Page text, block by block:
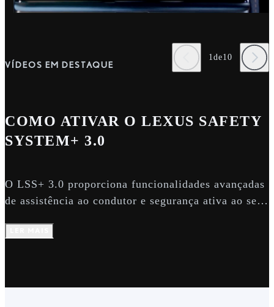
VÍDEOS EM DESTAQUE
1de10
COMO ATIVAR O LEXUS SAFETY
SYSTEM+ 3.0
O LSS+ 3.0 proporciona funcionalidades avançadas
de assistência ao condutor e segurança ativa ao seu